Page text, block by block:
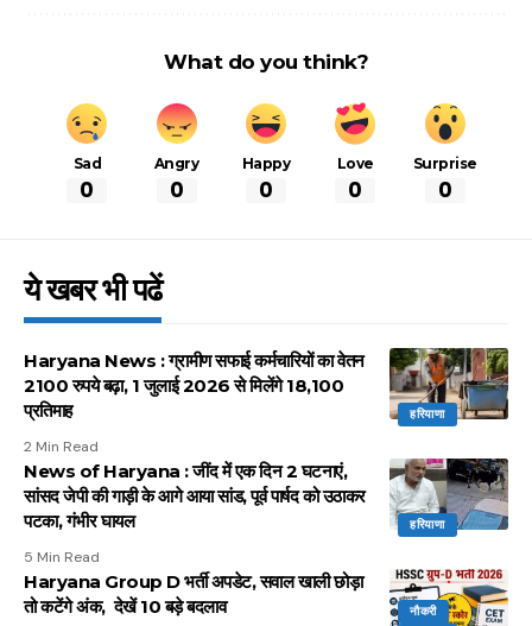
What do you think?
Sad
0
Angry
0
Happy
0
Love
0
Surprise
0
ये खबर भी पढें
हरियाणा
Haryana News : ग्रामीण सफाई कर्मचारियों का वेतन
2100 रुपये बढ़ा, 1 जुलाई 2026 से मिलेंगे 18,100
प्रतिमाह
2 Min Read
हरियाणा
News of Haryana : जींद में एक दिन 2 घटनाएं,
सांसद जेपी की गाड़ी के आगे आया सांड, पूर्व पार्षद को उठाकर
पटका, गंभीर घायल
5 Min Read
नौकरी
Haryana Group D भर्ती अपडेट, सवाल खाली छोड़ा
तो कटेंगे अंक, देखें 10 बड़े बदलाव